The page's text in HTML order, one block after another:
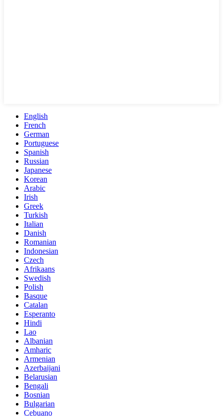
English
French
German
Portuguese
Spanish
Russian
Japanese
Korean
Arabic
Irish
Greek
Turkish
Italian
Danish
Romanian
Indonesian
Czech
Afrikaans
Swedish
Polish
Basque
Catalan
Esperanto
Hindi
Lao
Albanian
Amharic
Armenian
Azerbaijani
Belarusian
Bengali
Bosnian
Bulgarian
Cebuano